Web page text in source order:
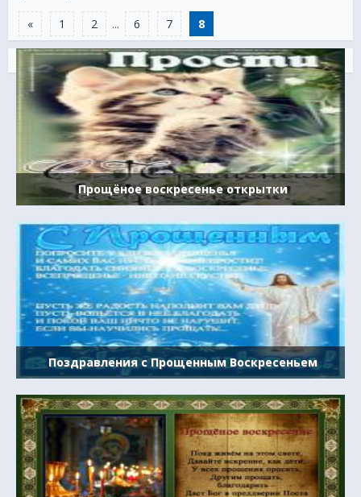
« 1 2 ... 6 7 8
Прощёное воскресенье открытки
Поздравления с Прощенным Воскресеньем